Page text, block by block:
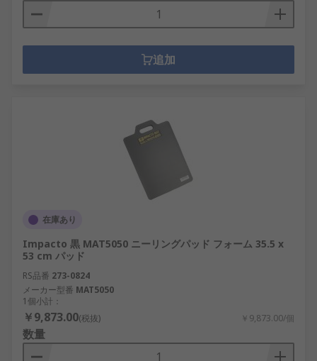
追加
在庫あり
Impacto 黒 MAT5050 ニーリングパッド フォーム 35.5 x
53 cm パッド
RS品番 273-0824
メーカー型番 MAT5050
1個小計：
￥9,873.00(税抜) ￥9,873.00/個
数量